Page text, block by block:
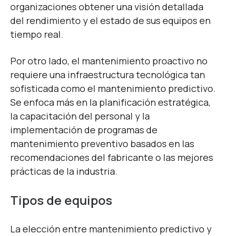
organizaciones obtener una visión detallada
del rendimiento y el estado de sus equipos en
tiempo real.
Por otro lado, el mantenimiento proactivo no
requiere una infraestructura tecnológica tan
sofisticada como el mantenimiento predictivo.
Se enfoca más en la planificación estratégica,
la capacitación del personal y la
implementación de programas de
mantenimiento preventivo basados en las
recomendaciones del fabricante o las mejores
prácticas de la industria.
Tipos de equipos
La elección entre mantenimiento predictivo y